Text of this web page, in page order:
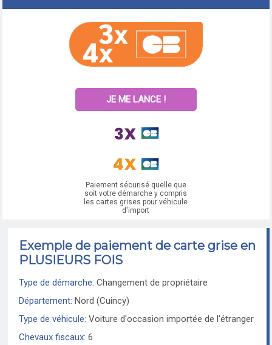
JE ME LANCE !
Paiement sécurisé quelle que
soit votre démarche y compris
les cartes grises pour véhicule
d'import
Exemple de paiement de carte grise en
PLUSIEURS FOIS
Type de démarche: Changement de propriétaire
Département: Nord (Cuincy)
Type de véhicule: Voiture d'occasion importée de l'étranger
Chevaux fiscaux: 6